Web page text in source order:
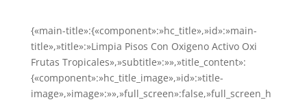
{«main-title»:{«component»:»hc_title»,»id»:»main-
title»,»title»:»Limpia Pisos Con Oxigeno Activo Oxi
Frutas Tropicales»,»subtitle»:»»,»title_content»:
{«component»:»hc_title_image»,»id»:»title-
image»,»image»:»»,»full_screen»:false,»full_screen_h